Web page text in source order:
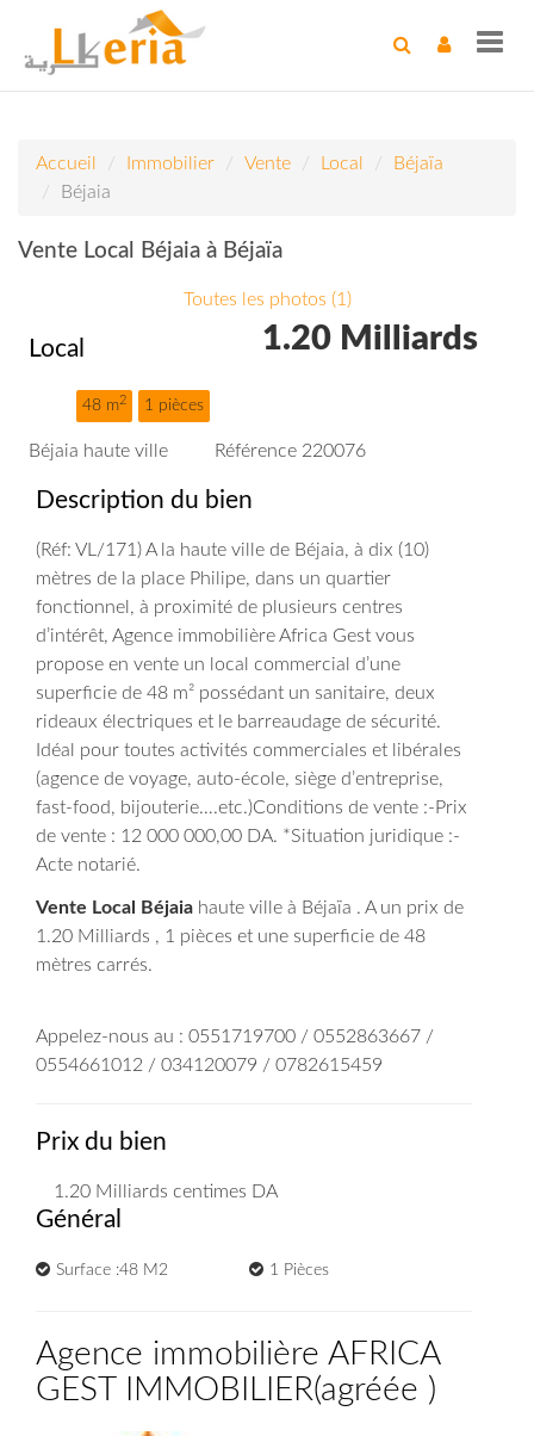
Accueil Immobilier Vente Local
Béjaïa
Béjaia
Vente Local Béjaia à Béjaïa
Toutes les photos (1)
Local
48 m2 1 pièces
1.20 Milliards
Béjaia haute ville Référence 220076
Description du bien
(Réf: VL/171) A la haute ville de Béjaia, à dix (10)
mètres de la place Philipe, dans un quartier
fonctionnel, à proximité de plusieurs centres
d’intérêt, Agence immobilière Africa Gest vous
propose en vente un local commercial d’une
superficie de 48 m² possédant un sanitaire, deux
rideaux électriques et le barreaudage de sécurité.
Idéal pour toutes activités commerciales et libérales
(agence de voyage, auto-école, siège d’entreprise,
fast-food, bijouterie….etc.)Conditions de vente :-Prix
de vente : 12 000 000,00 DA. *Situation juridique :-
Acte notarié.
Vente Local Béjaia haute ville à Béjaïa . A un prix de
1.20 Milliards , 1 pièces et une superficie de 48
mètres carrés.
Appelez-nous au : 0551719700 / 0552863667 /
0554661012 / 034120079 / 0782615459
Prix du bien
1.20 Milliards centimes DA
Général
Surface :48 M2 1 Pièces
Agence immobilière AFRICA
GEST IMMOBILIER(agréée )